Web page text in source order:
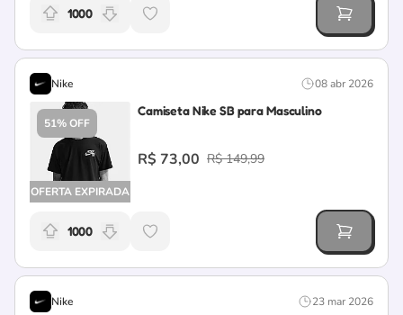
Relevância da oferta: 1000 pontos
1000
08 abr 2026
Nike
51% OFF
OFERTA EXPIRADA
Camiseta Nike SB para Masculino
R$ 73,00 R$ 149,99
Relevância da oferta: 1000 pontos
1000
23 mar 2026
Nike